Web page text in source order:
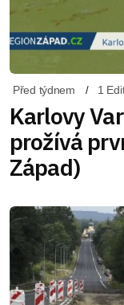
Před týdnem 1
Karlovy
prožívá
Západ)